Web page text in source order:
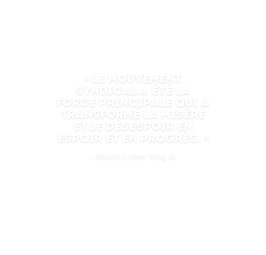
« Le syndicalisme ne
renonce jamais. Nous
n’abandonnons pas le
combat, quels que
soient les obstacles
et peu importe le temps